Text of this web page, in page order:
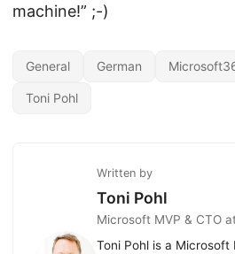
machine!” ;-)
General German
Toni Pohl
Written by
Toni Pohl
Microsoft MVP & CTO
Toni Pohl is a Microsoft